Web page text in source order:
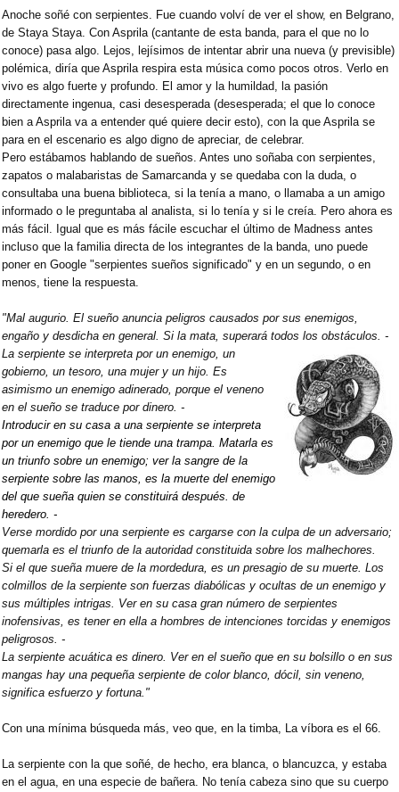
Anoche soñé con serpientes. Fue cuando volví de ver el show, en Belgrano,
de Staya Staya. Con Asprila (cantante de esta banda, para el que no lo
conoce) pasa algo. Lejos, lejísimos de intentar abrir una nueva (y previsible)
polémica, diría que Asprila respira esta música como pocos otros. Verlo en
vivo es algo fuerte y profundo. El amor y la humildad, la pasión
directamente ingenua, casi desesperada (desesperada; el que lo conoce
bien a Asprila va a entender qué quiere decir esto), con la que Asprila se
para en el escenario es algo digno de apreciar, de celebrar.
Pero estábamos hablando de sueños. Antes uno soñaba con serpientes,
zapatos o malabaristas de Samarcanda y se quedaba con la duda, o
consultaba una buena biblioteca, si la tenía a mano, o llamaba a un amigo
informado o le preguntaba al analista, si lo tenía y si le creía. Pero ahora es
más fácil. Igual que es más fácile escuchar el último de Madness antes
incluso que la familia directa de los integrantes de la banda, uno puede
poner en Google "serpientes sueños significado" y en un segundo, o en
menos, tiene la respuesta.
"Mal augurio. El sueño anuncia peligros causados por sus enemigos,
engaño y desdicha en general. Si la mata, superará todos los obstáculos. -
La serpiente se interpreta por un enemigo, un
gobierno, un tesoro, una mujer y un hijo. Es
asimismo un enemigo adinerado, porque el veneno
en el sueño se traduce por dinero. -
Introducir en su casa a una serpiente se interpreta
por un enemigo que le tiende una trampa. Matarla es
un triunfo sobre un enemigo; ver la sangre de la
serpiente sobre las manos, es la muerte del enemigo
del que sueña quien se constituirá después. de
heredero. -
Verse mordido por una serpiente es cargarse con la culpa de un adversario;
quemarla es el triunfo de la autoridad constituida sobre los malhechores.
Si el que sueña muere de la mordedura, es un presagio de su muerte. Los
colmillos de la serpiente son fuerzas diabólicas y ocultas de un enemigo y
sus múltiples intrigas. Ver en su casa gran número de serpientes
inofensivas, es tener en ella a hombres de intenciones torcidas y enemigos
peligrosos. -
La serpiente acuática es dinero. Ver en el sueño que en su bolsillo o en sus
mangas hay una pequeña serpiente de color blanco, dócil, sin veneno,
significa esfuerzo y fortuna."
Con una mínima búsqueda más, veo que, en la timba, La víbora es el 66.
La serpiente con la que soñé, de hecho, era blanca, o blancuzca, y estaba
en el agua, en una especie de bañera. No tenía cabeza sino que su cuerpo